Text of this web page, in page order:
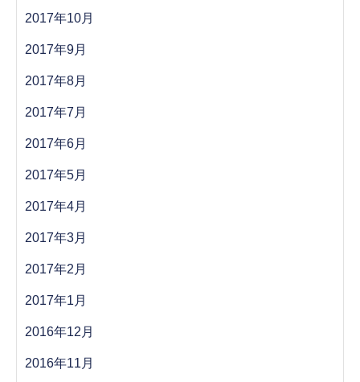
2017年10月
2017年9月
2017年8月
2017年7月
2017年6月
2017年5月
2017年4月
2017年3月
2017年2月
2017年1月
2016年12月
2016年11月